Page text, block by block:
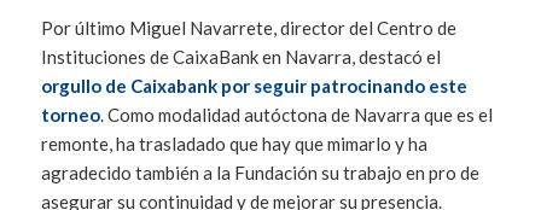
Por último Miguel Navarrete, director del Centro de
Instituciones de CaixaBank en Navarra, destacó el
orgullo de Caixabank por seguir patrocinando este
torneo. Como modalidad autóctona de Navarra que es el
remonte, ha trasladado que hay que mimarlo y ha
agradecido también a la Fundación su trabajo en pro de
asegurar su continuidad y de mejorar su presencia.